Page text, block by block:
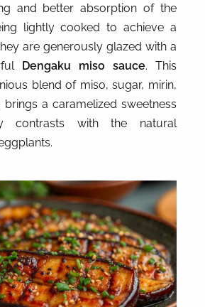
and better absorption of the
lightly cooked to achieve a
are generously glazed with a
Dengaku miso sauce. This
blend of miso, sugar, mirin,
a caramelized sweetness
contrasts with the natural